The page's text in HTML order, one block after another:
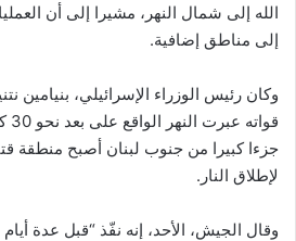
الله إلى شمال النهر، مشيرا إلى أن
إلى مناطق إضافية.
وكان رئيس الوزراء الإسرائيلي، بنيامين
جزءا كبيرا من جنوب لبنان أصبح منطقة
لإطلاق النار.
وقال الجيش، الأحد، إنه نفّذ “قبل عدة